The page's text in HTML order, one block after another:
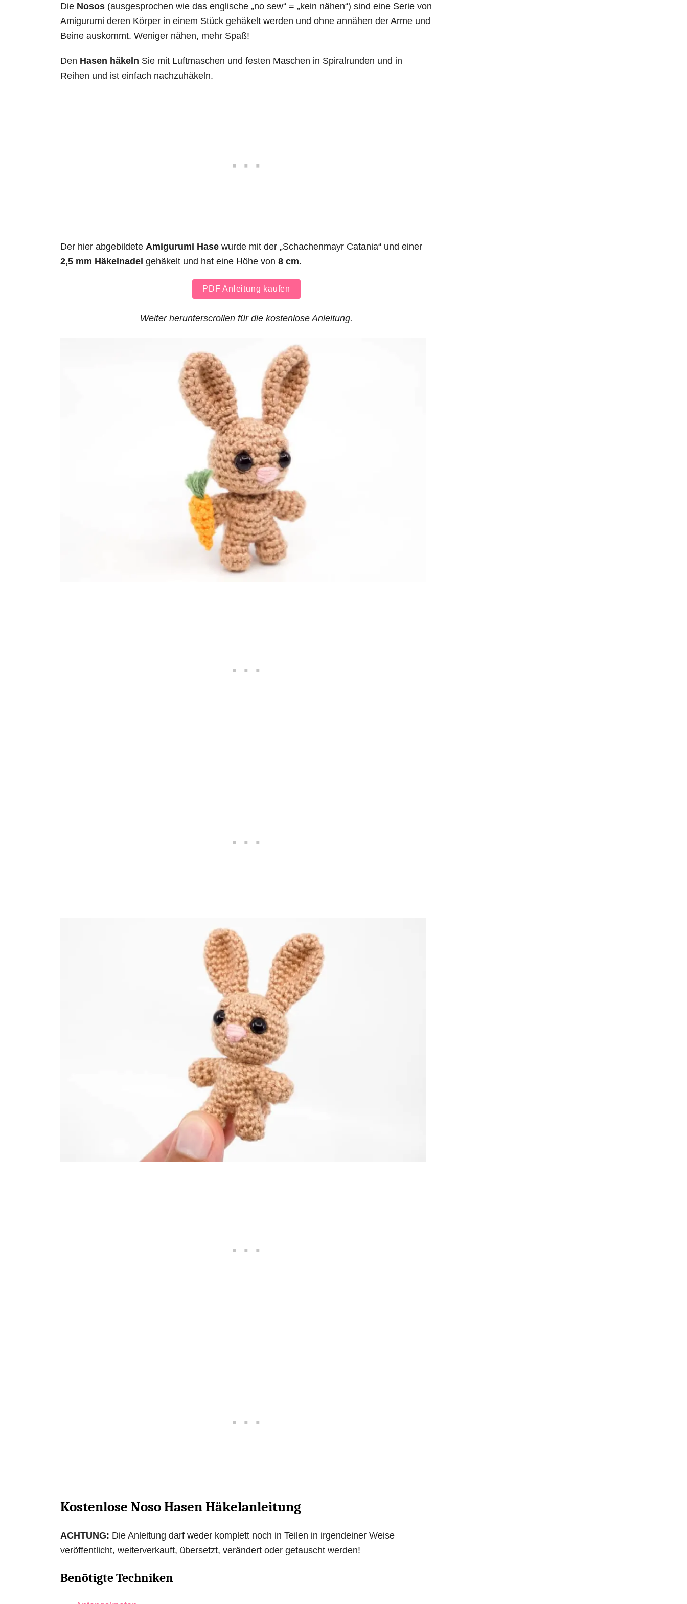
Die Nosos (ausgesprochen wie das englische „no sew“ = „kein nähen“) sind eine Serie von
Amigurumi deren Körper in einem Stück gehäkelt werden und ohne annähen der Arme und
Beine auskommt. Weniger nähen, mehr Spaß!
Den Hasen häkeln Sie mit Luftmaschen und festen Maschen in Spiralrunden und in
Reihen und ist einfach nachzuhäkeln.
Der hier abgebildete Amigurumi Hase wurde mit der „Schachenmayr Catania“ und einer
2,5 mm Häkelnadel gehäkelt und hat eine Höhe von 8 cm.
PDF Anleitung kaufen
Weiter herunterscrollen für die kostenlose Anleitung.
Kostenlose Noso Hasen Häkelanleitung
ACHTUNG: Die Anleitung darf weder komplett noch in Teilen in irgendeiner Weise
veröffentlicht, weiterverkauft, übersetzt, verändert oder getauscht werden!
Benötigte Techniken